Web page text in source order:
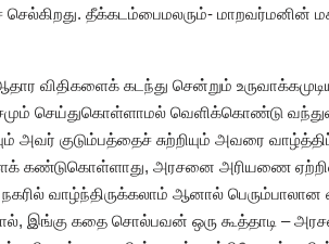
தீக்கடம்பைமலரும்- மாறவர்மனின்
விதிகளைக் கடந்து சென்றும்
செய்துகொள்ளாமல் வெளிக்கொண்டு
குடும்பத்தைச் சுற்றியும் அவரை
கண்டுகொள்ளாது, அரசனை அரியணை
நகரில் வாழ்ந்திருக்கலாம் ஆனால்
இங்கு கதை சொல்பவன் ஒரு கூத்தாடி –